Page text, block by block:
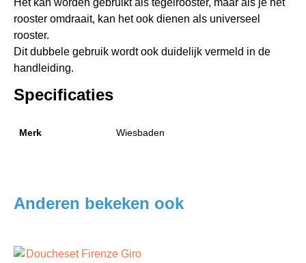
Het kan worden gebruikt als tegelrooster, maar als je het
rooster omdraait, kan het ook dienen als universeel
rooster.
Dit dubbele gebruik wordt ook duidelijk vermeld in de
handleiding.
Specificaties
Merk Wiesbaden
Anderen bekeken ook